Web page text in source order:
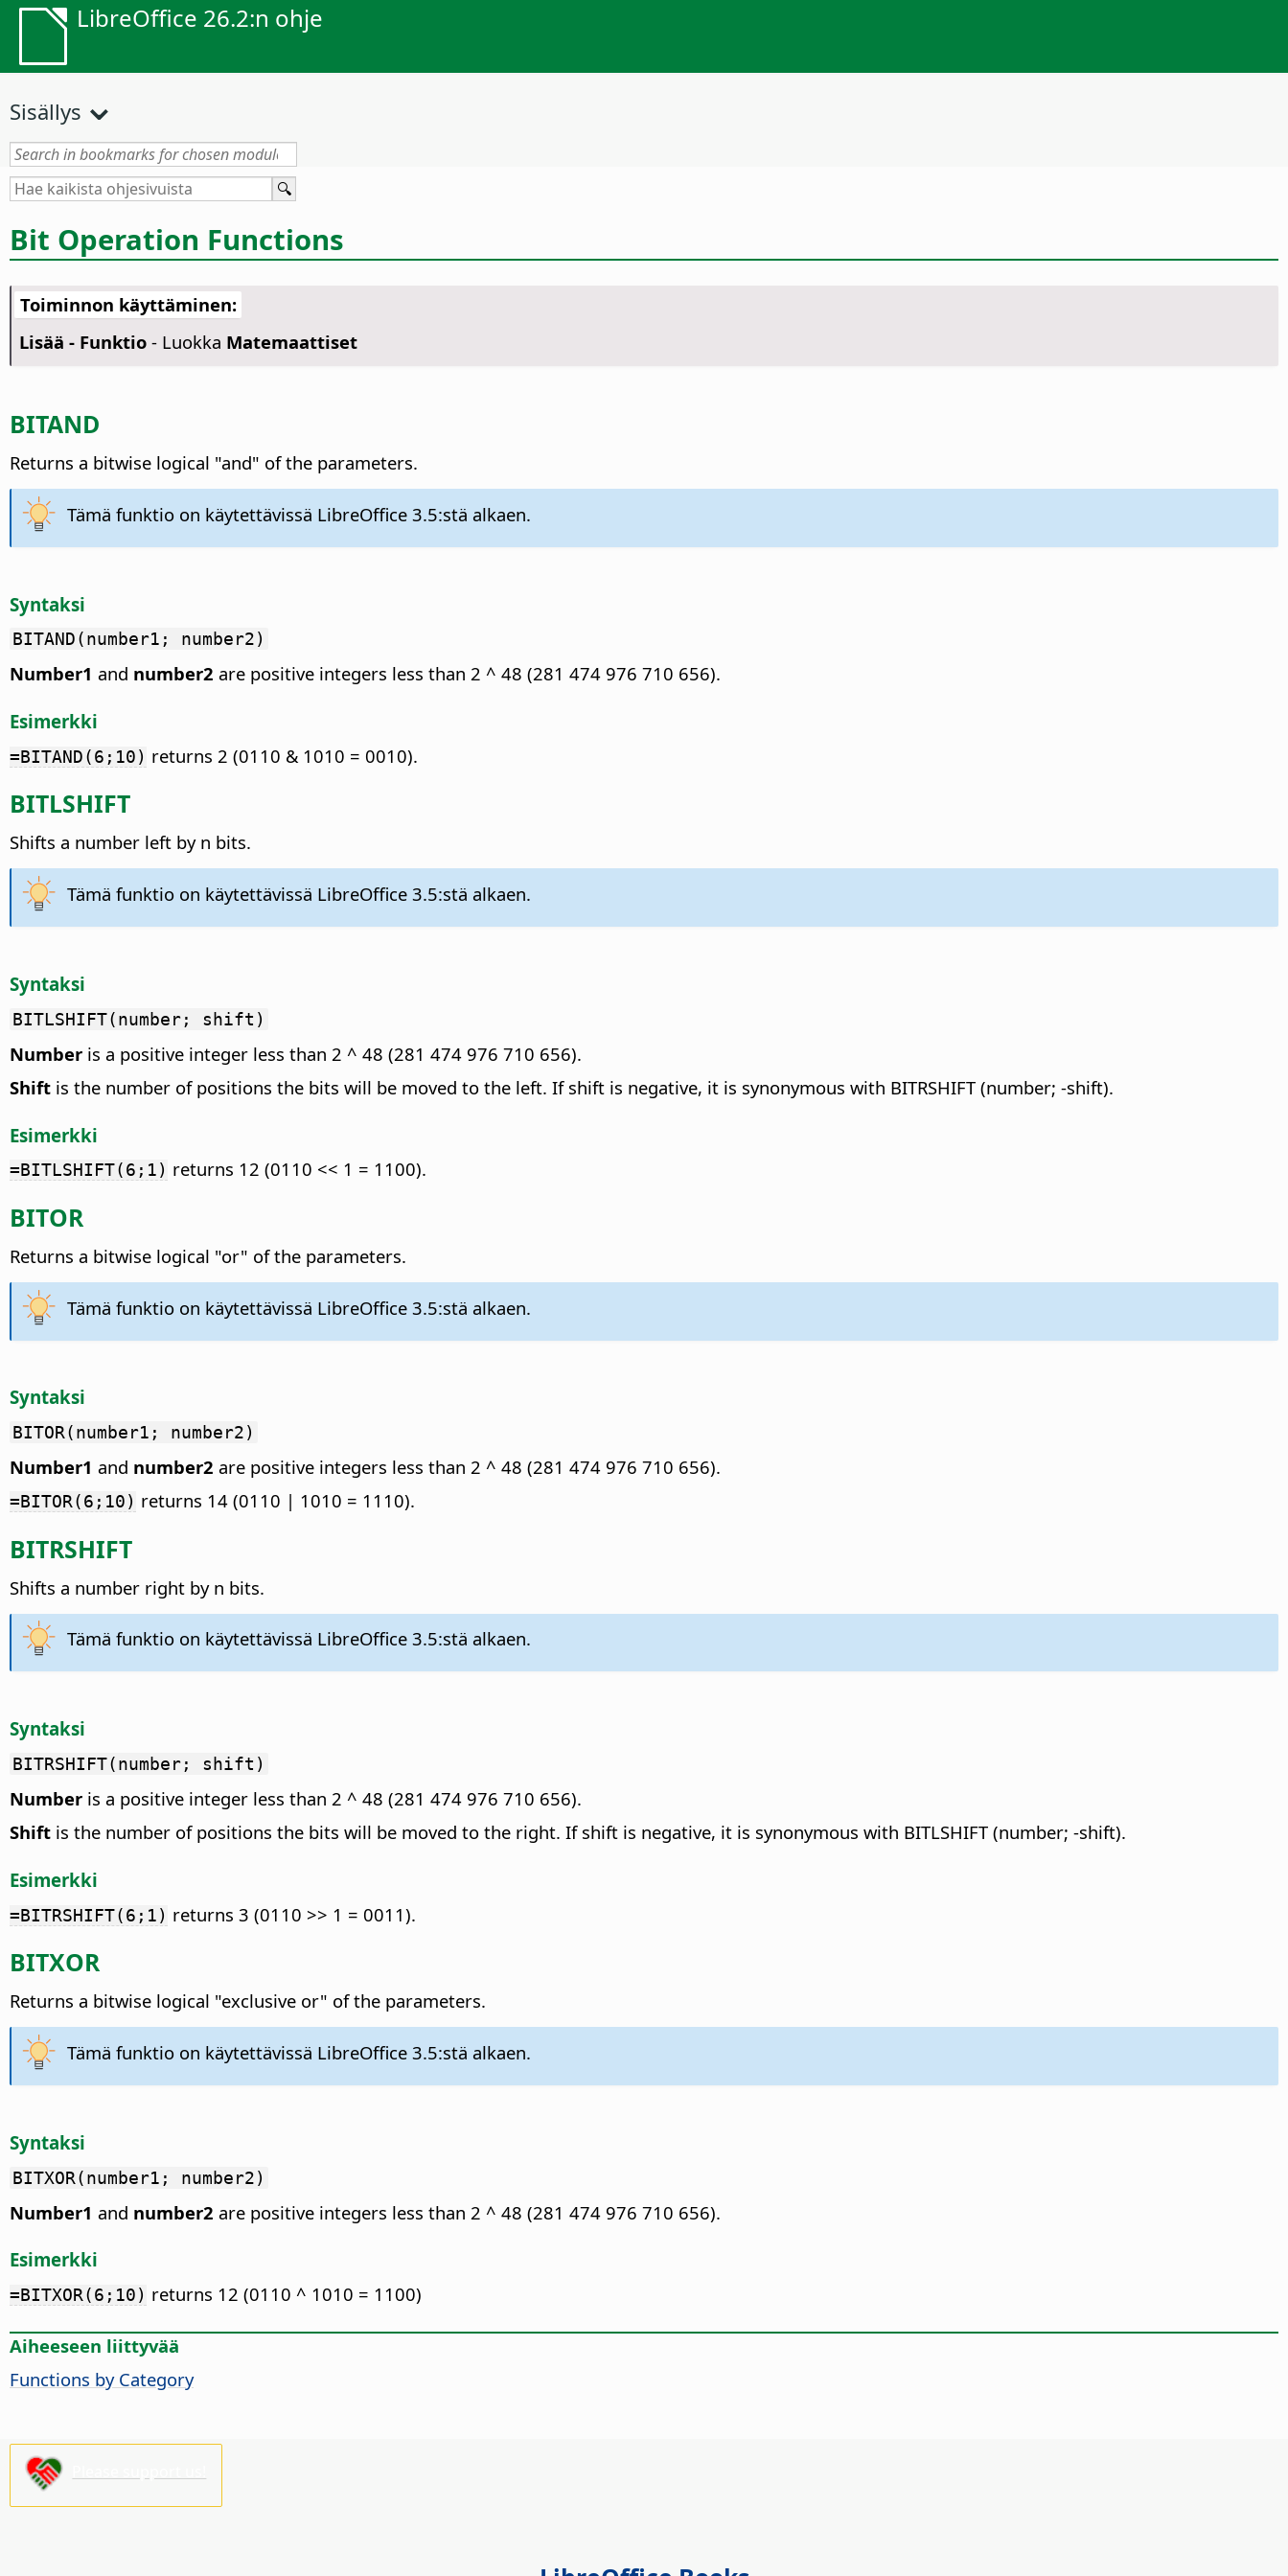
LibreOffice 26.2:n ohje
Sisällys
Bit Operation Functions
Toiminnon käyttäminen:
Lisää - Funktio- Luokka Matemaattiset
BITAND
Returns a bitwise logical "and" of the parameters.
Tämä funktio on käytettävissä LibreOffice 3.5:stä alkaen.
Syntaksi
BITAND(number1; number2)
Number1 and number2 are positive integers less than 2 ^ 48 (281 474 976 710 656).
Esimerkki
=BITAND(6;10) returns 2 (0110 & 1010 = 0010).
BITLSHIFT
Shifts a number left by n bits.
Tämä funktio on käytettävissä LibreOffice 3.5:stä alkaen.
Syntaksi
BITLSHIFT(number; shift)
Number is a positive integer less than 2 ^ 48 (281 474 976 710 656).
Shift is the number of positions the bits will be moved to the left. If shift is negative, it is synonymous with BITRSHIFT (number; -shift).
Esimerkki
=BITLSHIFT(6;1) returns 12 (0110 << 1 = 1100).
BITOR
Returns a bitwise logical "or" of the parameters.
Tämä funktio on käytettävissä LibreOffice 3.5:stä alkaen.
Syntaksi
BITOR(number1; number2)
Number1 and number2 are positive integers less than 2 ^ 48 (281 474 976 710 656).
=BITOR(6;10) returns 14 (0110 | 1010 = 1110).
BITRSHIFT
Shifts a number right by n bits.
Tämä funktio on käytettävissä LibreOffice 3.5:stä alkaen.
Syntaksi
BITRSHIFT(number; shift)
Number is a positive integer less than 2 ^ 48 (281 474 976 710 656).
Shift is the number of positions the bits will be moved to the right. If shift is negative, it is synonymous with BITLSHIFT (number; -shift).
Esimerkki
=BITRSHIFT(6;1) returns 3 (0110 >> 1 = 0011).
BITXOR
Returns a bitwise logical "exclusive or" of the parameters.
Tämä funktio on käytettävissä LibreOffice 3.5:stä alkaen.
Syntaksi
BITXOR(number1; number2)
Number1 and number2 are positive integers less than 2 ^ 48 (281 474 976 710 656).
Esimerkki
=BITXOR(6;10) returns 12 (0110 ^ 1010 = 1100)
Aiheeseen liittyvää
Functions by Category